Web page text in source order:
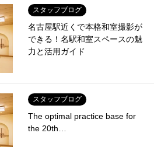
スタッフブログ
名古屋駅近くで本格和室撮影が
できる！名駅和室スペースの魅
力と活用ガイド
スタッフブログ
The optimal practice base for
the 20th…